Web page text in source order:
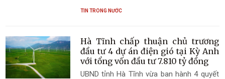
TIN TRONG NƯỚC
Hà Tĩnh chấp thuận chủ trương
đầu tư 4 dự án điện gió tại Kỳ Anh
với tổng vốn đầu tư 7.810 tỷ đồng
UBND tỉnh Hà Tĩnh vừa ban hành 4 quyết